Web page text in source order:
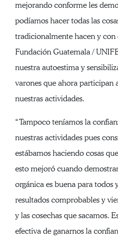
mejorando conforme les
podíamos hacer todas las
tradicionalmente hacen y con
Fundación Guatemala /
nuestra autoestima y
varones que ahora participan
nuestras actividades.
“Tampoco teníamos la
nuestras actividades pues
estábamos haciendo cosas
esto mejoró cuando
orgánica es buena para todos
resultados comprobables y
y las cosechas que sacamos.
efectiva de ganarnos la